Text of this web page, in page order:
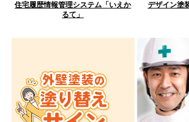
住宅履歴情報管理システム「いえか
るて」
デザイン塗